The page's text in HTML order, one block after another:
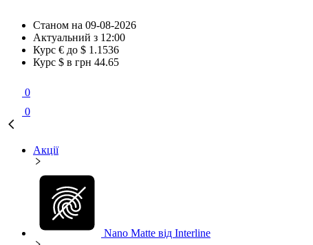
Станом на 09-08-2026
Актуальний з 12:00
Курс € до $ 1.1536
Курс $ в грн 44.65
0
0
Акції
Nano Matte від Interline